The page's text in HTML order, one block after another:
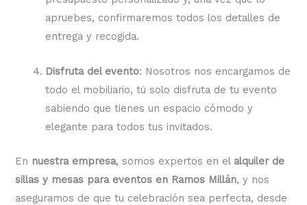
apruebes, confirmaremos todos los detalles de
entrega y recogida.
Disfruta del evento: Nosotros nos encargamos de
todo el mobiliario, tú solo disfruta de tu evento
sabiendo que tienes un espacio cómodo y
elegante para todos tus invitados.
En nuestra empresa, somos expertos en el alquiler de
sillas y mesas para eventos en Ramos Millán, y nos
aseguramos de que tu celebración sea perfecta, desde